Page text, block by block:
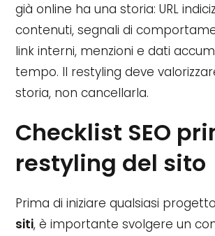
già online ha una storia: URL
contenuti, segnali di
link interni, menzioni e dati
tempo. Il restyling deve
storia, non cancellarla.
Checklist SEO
restyling del sito
Prima di iniziare qualsiasi
siti, è importante svolgere un